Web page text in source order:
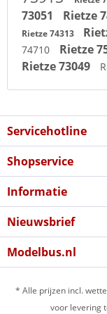
73051
Rietze
Rietze 74313
74710
Rietze
Rietze 73049
Servicehotline
Shopservice
Informatie
Nieuwsbrief
Modelbus.nl
* Alle prijzen incl.
voor levering